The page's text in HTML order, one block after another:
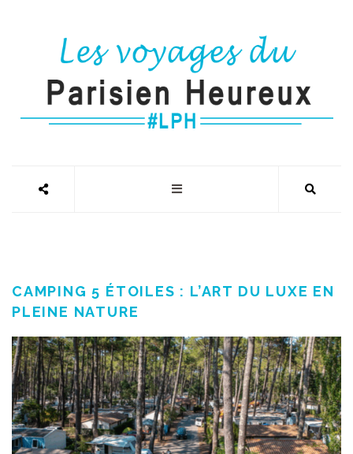
CAMPING 5 ÉTOILES : L’ART DU LUXE EN
PLEINE NATURE